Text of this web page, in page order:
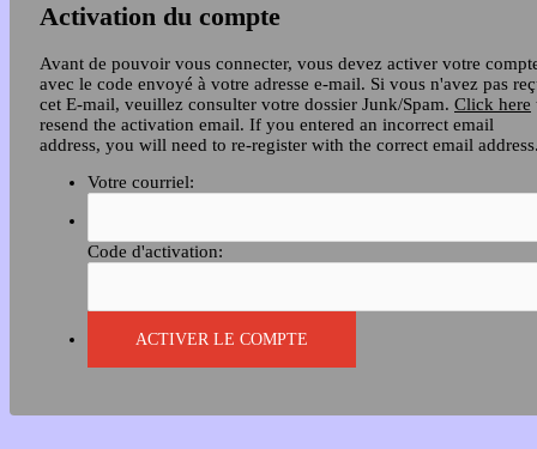
Activation du compte
Avant de pouvoir vous connecter, vous devez activer votre
avec le code envoyé à votre adresse e-mail. Si vous n'avez pas
cet E-mail, veuillez consulter votre dossier Junk/Spam. Click here
resend the activation email. If you entered an incorrect email
address, you will need to re-register with the correct email
Votre courriel:
Code d'activation: